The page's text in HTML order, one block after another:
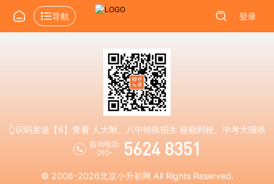
导航 登录
👆识码发送【6】查看 人大附、八中特殊招生 校额到校、中考大报纸
咨询电话:
010-
5624 8351
© 2008-2026北京小升初网 All Rights Reserved.